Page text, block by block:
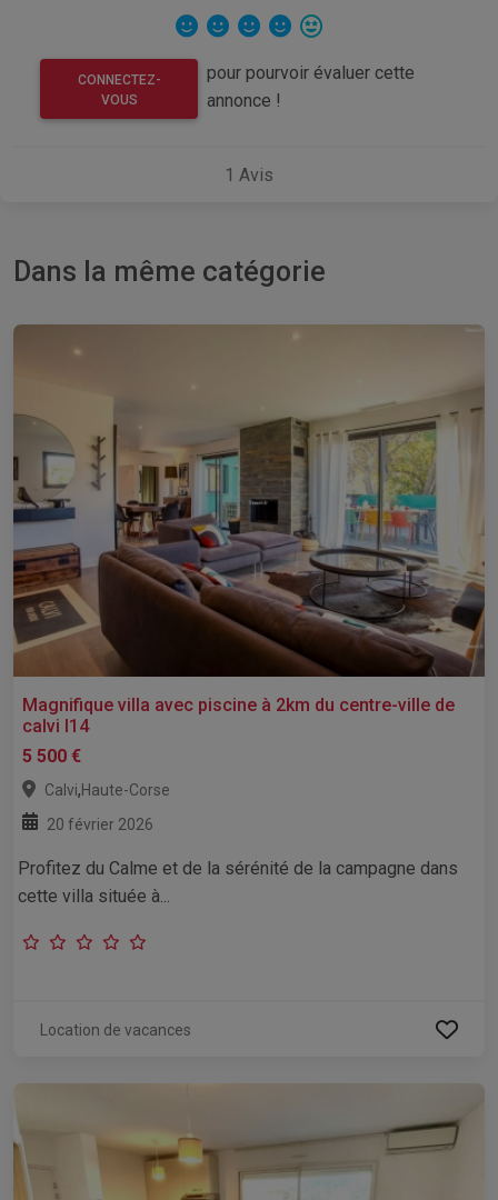
CONNECTEZ-
VOUS
pour pourvoir évaluer cette
annonce !
1 Avis
Dans la même catégorie
Magnifique villa avec piscine à 2km du centre-ville de
calvi l14
5 500 €
Calvi,Haute-Corse
20 février 2026
Profitez du Calme et de la sérénité de la campagne dans
cette villa située à...
Location de vacances